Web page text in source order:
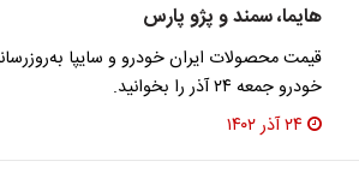
هایما، سمند و پژو پارس
قیمت محصولات ایران خودرو و سایپا
خودرو جمعه ۲۴ آذر را بخوانید.
۲۴ آذر ۱۴۰۲